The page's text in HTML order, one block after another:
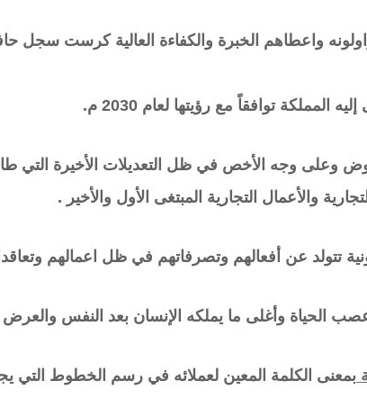
واعطاهم الخبرة والكفاءة العالية كرست سجل
توافقاً مع رؤيتها لعام 2030 م.
وعلى وجه الأخص في ظل التعديلات الأخيرة التي
والأعمال التجارية المبتغى الأول والأخير .
تتولد عن أفعالهم وتصرفاتهم في ظل اعمالهم
عصب الحياة وأغلى ما يملكه الإنسان بعد النفس
بمعنى الكلمة المعين لعملائه في رسم الخطوط التي